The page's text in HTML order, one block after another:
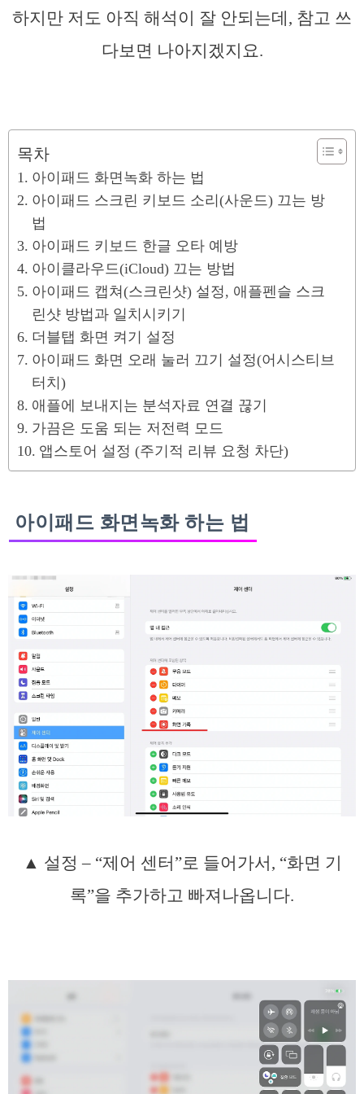
하지만 저도 아직 해석이 잘 안되는데, 참고 쓰
다보면 나아지겠지요.
목차
아이패드 화면녹화 하는 법
아이패드 스크린 키보드 소리(사운드) 끄는 방
법
아이패드 키보드 한글 오타 예방
아이클라우드(iCloud) 끄는 방법
아이패드 캡쳐(스크린샷) 설정, 애플펜슬 스크
린샷 방법과 일치시키기
더블탭 화면 켜기 설정
아이패드 화면 오래 눌러 끄기 설정(어시스티브
터치)
애플에 보내지는 분석자료 연결 끊기
가끔은 도움 되는 저전력 모드
앱스토어 설정 (주기적 리뷰 요청 차단)
아이패드 화면녹화 하는 법
▲ 설정 – “제어 센터”로 들어가서, “화면 기
록”을 추가하고 빠져나옵니다.